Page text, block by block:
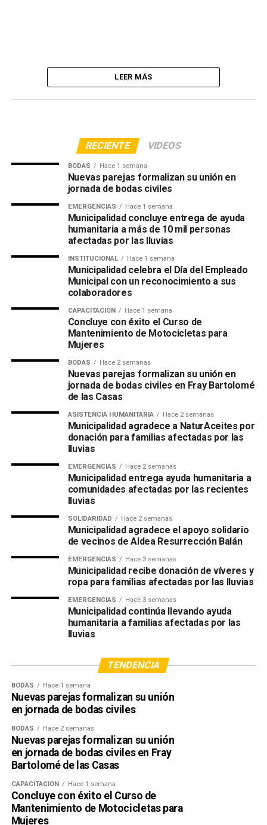
LEER MÁS
RECIENTE VIDEOS
BODAS Hace 1 semana
Nuevas parejas formalizan su unión en
jornada de bodas civiles
EMERGENCIAS Hace 1 semana
Municipalidad concluye entrega de ayuda
humanitaria a más de 10 mil personas
afectadas por las lluvias
INSTITUCIONAL Hace 1 semana
Municipalidad celebra el Día del Empleado
Municipal con un reconocimiento a sus
colaboradores
CAPACITACIÓN Hace 1 semana
Concluye con éxito el Curso de
Mantenimiento de Motocicletas para
Mujeres
BODAS Hace 2 semanas
Nuevas parejas formalizan su unión en
jornada de bodas civiles en Fray Bartolomé
de las Casas
ASISTENCIA HUMANITARIA Hace 2 semanas
Municipalidad agradece a NaturAceites por
donación para familias afectadas por las
lluvias
EMERGENCIAS Hace 2 semanas
Municipalidad entrega ayuda humanitaria a
comunidades afectadas por las recientes
lluvias
SOLIDARIDAD Hace 2 semanas
Municipalidad agradece el apoyo solidario
de vecinos de Aldea Resurrección Balán
EMERGENCIAS Hace 3 semanas
Municipalidad recibe donación de víveres y
ropa para familias afectadas por las lluvias
EMERGENCIAS Hace 3 semanas
Municipalidad continúa llevando ayuda
humanitaria a familias afectadas por las
lluvias
TENDENCIA
BODAS Hace 1 semana
Nuevas parejas formalizan su unión
en jornada de bodas civiles
BODAS Hace 2 semanas
Nuevas parejas formalizan su unión
en jornada de bodas civiles en Fray
Bartolomé de las Casas
CAPACITACIÓN Hace 1 semana
Concluye con éxito el Curso de
Mantenimiento de Motocicletas para
Mujeres